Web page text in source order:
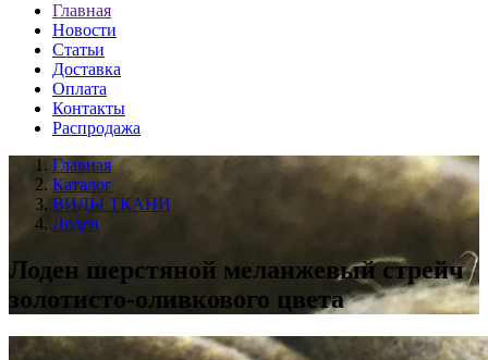
Главная
Новости
Статьи
Доставка
Оплата
Контакты
Распродажа
Главная
Каталог
ВИДЫ ТКАНИ
Лоден
Лоден шерстяной меланжевый стрейч
золотисто-оливкового цвета